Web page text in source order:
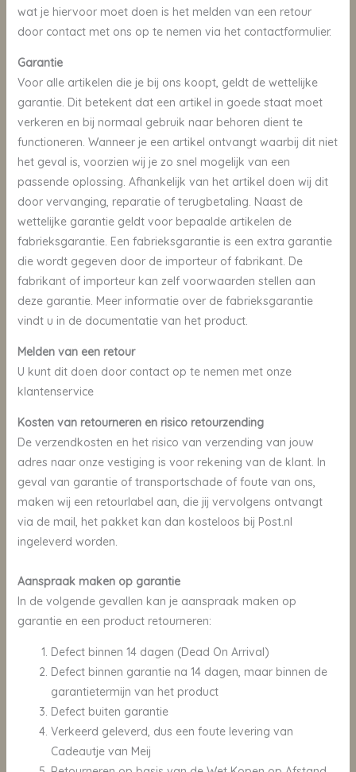
wat je hiervoor moet doen is het melden van een retour
door contact met ons op te nemen via het contactformulier.
Garantie
Voor alle artikelen die je bij ons koopt, geldt de wettelijke
garantie. Dit betekent dat een artikel in goede staat moet
verkeren en bij normaal gebruik naar behoren dient te
functioneren. Wanneer je een artikel ontvangt waarbij dit niet
het geval is, voorzien wij je zo snel mogelijk van een
passende oplossing. Afhankelijk van het artikel doen wij dit
door vervanging, reparatie of terugbetaling. Naast de
wettelijke garantie geldt voor bepaalde artikelen de
fabrieksgarantie. Een fabrieksgarantie is een extra garantie
die wordt gegeven door de importeur of fabrikant. De
fabrikant of importeur kan zelf voorwaarden stellen aan
deze garantie. Meer informatie over de fabrieksgarantie
vindt u in de documentatie van het product.
Melden van een retour
U kunt dit doen door contact op te nemen met onze
klantenservice
Kosten van retourneren en risico retourzending
De verzendkosten en het risico van verzending van jouw
adres naar onze vestiging is voor rekening van de klant. In
geval van garantie of transportschade of foute van ons,
maken wij een retourlabel aan, die jij vervolgens ontvangt
via de mail, het pakket kan dan kosteloos bij Post.nl
ingeleverd worden.
Aanspraak maken op garantie
In de volgende gevallen kan je aanspraak maken op
garantie en een product retourneren:
Defect binnen 14 dagen (Dead On Arrival)
Defect binnen garantie na 14 dagen, maar binnen de
garantietermijn van het product
Defect buiten garantie
Verkeerd geleverd, dus een foute levering van
Cadeautje van Meij